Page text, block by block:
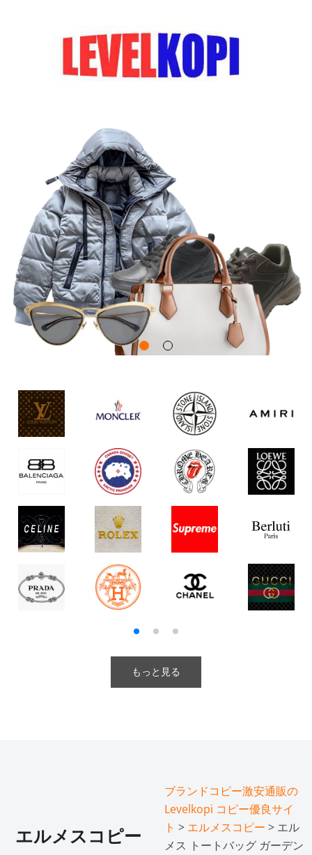
もっと見る
エルメスコピー
ブランドコピー激安通販の
Levelkopi コピー優良サイ
ト > エルメスコピー > エル
メス トートバッグ ガーデン